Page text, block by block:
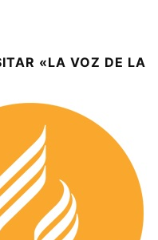
«LA VOZ DE LA